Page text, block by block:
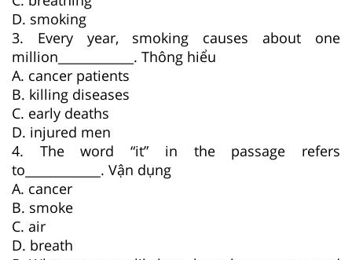
D. smoking
3. Every year, smoking causes about one
million____________. Thông hiểu
A. cancer patients
B. killing diseases
C. early deaths
D. injured men
4. The word “it” in the passage refers
to____________. Vận dụng
A. cancer
B. smoke
C. air
D. breath